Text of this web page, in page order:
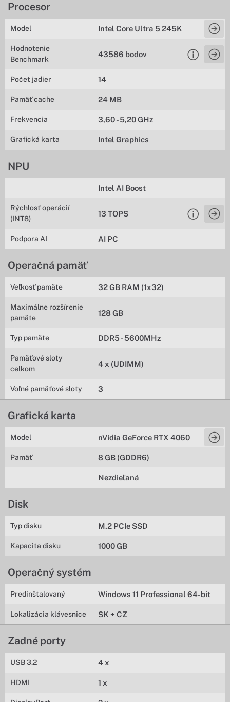
Procesor
Model Intel Core Ultra 5 245K
Hodnotenie
Benchmark
43586 bodov
Počet jadier 14
Pamäť cache 24 MB
Frekvencia 3,60 - 5,20 GHz
Grafická karta Intel Graphics
NPU
Intel AI Boost
Rýchlosť operácií
(INT8)
13 TOPS
Podpora AI AI PC
Operačná pamäť
Veľkosť pamäte 32 GB RAM (1x32)
Maximálne rozšírenie
pamäte
128 GB
Typ pamäte DDR5 - 5600MHz
Pamäťové sloty
celkom
4 x (UDIMM)
Voľné pamäťové sloty 3
Grafická karta
Model nVidia GeForce RTX 4060
Pamäť 8 GB (GDDR6)
Nezdieľaná
Disk
Typ disku M.2 PCIe SSD
Kapacita disku 1000 GB
Operačný systém
Predinštalovaný Windows 11 Professional 64-bit
Lokalizácia klávesnice SK + CZ
Zadné porty
USB 3.2 4 x
HDMI 1 x